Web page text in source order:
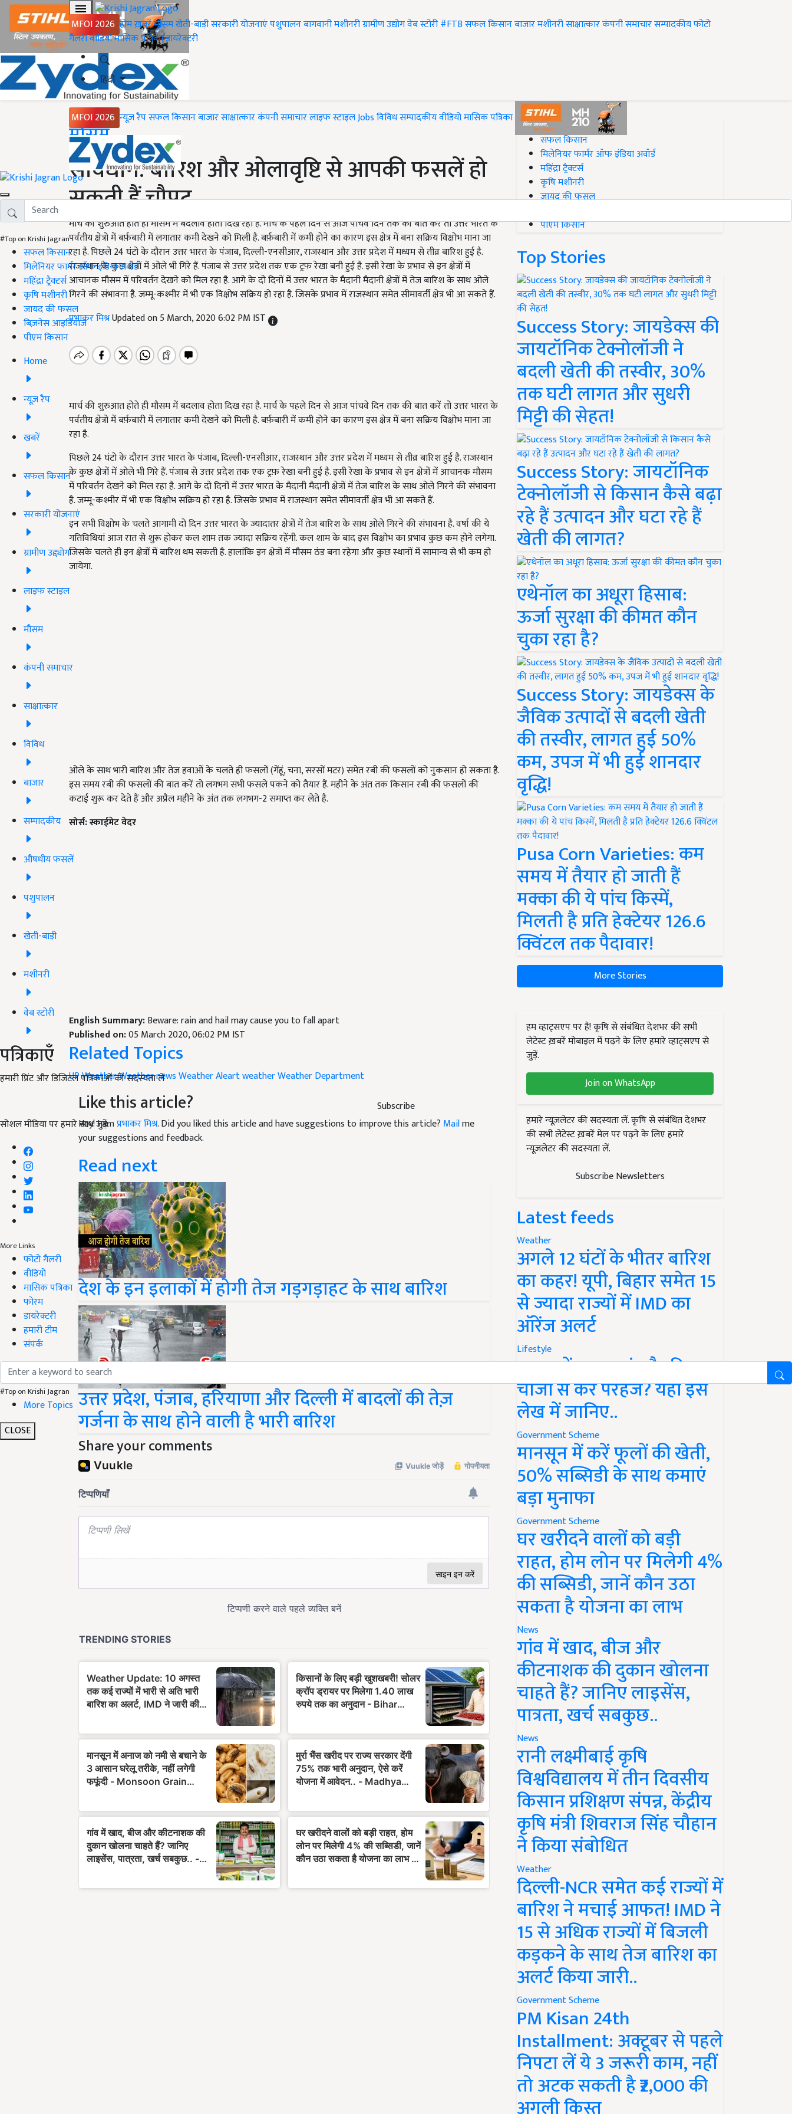
MFOI 2026 होमख़बरेंमौसमखेती-बाड़ीसरकारी योजनाएंपशुपालनबागवानीमशीनरीग्रामीण उद्योगवेब स्टोरी#FTBसफल किसानबाजारमशीनरीसाक्षात्कारकंपनी समाचारसम्पादकीयफोटो
गैलरीवीडियोमासिक पत्रिकाडायरेक्टरी
हिंदी
MFOI 2026 न्यूज़ रैपसफल किसानबाजारसाक्षात्कारकंपनी समाचारलाइफ स्टाइलJobsविविधसम्पादकीयवीडियोमासिक पत्रिका
#Top on Krishi Jagran
सफल किसान
मिलेनियर फार्मर ऑफ इंडिया अवॉर्ड
महिंद्रा ट्रैक्टर्स
कृषि मशीनरी
जायद की फसल
बिज़नेस आइडियाज
पीएम किसान
Home
न्यूज़ रैप
खबरें
सफल किसान
सरकारी योजनाएं
ग्रामीण उद्द्योग
लाइफ स्टाइल
मौसम
कंपनी समाचार
साक्षात्कार
विविध
बाजार
सम्पादकीय
औषधीय फसलें
पशुपालन
खेती-बाड़ी
मशीनरी
वेब स्टोरी
पत्रिकाएँ
हमारी प्रिंट और डिजिटल पत्रिकाओं की सदस्यता लें
Subscribe
सोशल मीडिया पर हमारे साथ जुड़ें:
More Links
फोटो गैलरी
वीडियो
मासिक पत्रिका
फोरम
डायरेक्टरी
हमारी टीम
संपर्क
#Top on Krishi Jagran
More Topics
CLOSE
Home
मौसम
सावधान: बारिश और ओलावृष्टि से आपकी फसलें हो
सकती हैं चौपट
मार्च की शुरुआत होते ही मौसम में बदलाव होता दिख रहा है. मार्च के पहले दिन से आज पांचवे दिन तक की बात करें तो उत्तर भारत के
पर्वतीय क्षेत्रो में बर्फ़बारी में लगातार कमी देखने को मिली है. बर्फ़बारी में कमी होने का कारण इस क्षेत्र में बना सक्रिय विक्षोभ माना जा
रहा है. पिछले 24 घंटो के दौरान उत्तर भारत के पंजाब, दिल्ली-एनसीआर, राजस्थान और उत्तर प्रदेश में मध्यम से तीव्र बारिश हुई है.
राजस्थान के कुछ क्षेत्रों में ओले भी गिरे हैं. पंजाब से उत्तर प्रदेश तक एक ट्रफ़ रेखा बनी हुई है. इसी रेखा के प्रभाव से इन क्षेत्रों में
आचानक मौसम में परिवर्तन देखने को मिल रहा है. आगे के दो दिनों में उत्तर भारत के मैदानी मैदानी क्षेत्रों में तेज बारिश के साथ ओले
गिरने की संभावना है. जम्मू-कश्मीर में भी एक विक्षोभ सक्रिय हो रहा है. जिसके प्रभाव में राजस्थान समेत सीमावर्ती क्षेत्र भी आ सकते हैं.
प्रभाकर मिश्रUpdated on 5 March, 2020 6:02 PM IST
मार्च की शुरुआत होते ही मौसम में बदलाव होता दिख रहा है. मार्च के पहले दिन से आज पांचवे दिन तक की बात करें तो उत्तर भारत के
पर्वतीय क्षेत्रो में बर्फ़बारी में लगातार कमी देखने को मिली है. बर्फ़बारी में कमी होने का कारण इस क्षेत्र में बना सक्रिय विक्षोभ माना जा
रहा है.
पिछले 24 घंटो के दौरान उत्तर भारत के पंजाब, दिल्ली-एनसीआर, राजस्थान और उत्तर प्रदेश में मध्यम से तीव्र बारिश हुई है. राजस्थान
के कुछ क्षेत्रों में ओले भी गिरे हैं. पंजाब से उत्तर प्रदेश तक एक ट्रफ़ रेखा बनी हुई है. इसी रेखा के प्रभाव से इन क्षेत्रों में आचानक मौसम
में परिवर्तन देखने को मिल रहा है. आगे के दो दिनों में उत्तर भारत के मैदानी मैदानी क्षेत्रों में तेज बारिश के साथ ओले गिरने की संभावना
है. जम्मू-कश्मीर में भी एक विक्षोभ सक्रिय हो रहा है. जिसके प्रभाव में राजस्थान समेत सीमावर्ती क्षेत्र भी आ सकते हैं.
इन सभी विक्षोभ के चलते आगामी दो दिन उत्तर भारत के ज्यादातर क्षेत्रों में तेज बारिश के साथ ओले गिरने की संभावना है. वर्षा की ये
गतिविधियां आज रात से शुरू होकर कल शाम तक ज्यादा सक्रिय रहेंगी. कल शाम के बाद इस विक्षोभ का प्रभाव कुछ कम होने लगेगा.
जिसके चलते ही इन क्षेत्रों में बारिश थम सकती है. हालांकि इन क्षेत्रों में मौसम ठंड बना रहेगा और कुछ स्थानों में सामान्य से भी कम हो
जायेगा.
ओले के साथ भारी बारिश और तेज हवाओं के चलते ही फसलों (गेंहूं, चना, सरसों मटर) समेत रबी की फसलों को नुकसान हो सकता है.
इस समय रबी की फसलों की बात करें तो लगभग सभी फसले पकने को तैयार हैं. महीने के अंत तक किसान रबी की फसलों की
कटाई शुरू कर देते हैं और अप्रैल महीने के अंत तक लगभग-2 समाप्त कर लेते है.
सोर्स: स्काईमेट वेदर
English Summary:Beware: rain and hail may cause you to fall apart
Published on:05 March 2020, 06:02 PM IST
Related Topics
UP WeatherWeather newsWeather AleartweatherWeather Department
Like this article?
Hey! I amप्रभाकर मिश्र. Did you liked this article and have suggestions to improve this article? Mailme
your suggestions and feedback.
Read next
देश के इन इलाकों में होगी तेज गड़गड़ाहट के साथ बारिश
उत्तर प्रदेश, पंजाब, हरियाणा और दिल्ली में बादलों की तेज़
गर्जना के साथ होने वाली है भारी बारिश
Share your comments
#Top on Krishi Jagran
सफल किसान
मिलेनियर फार्मर ऑफ इंडिया अवॉर्ड
महिंद्रा ट्रैक्टर्स
कृषि मशीनरी
जायद की फसल
पीएम किसान
Top Stories
Success Story: जायडेक्स की
जायटॉनिक टेक्नोलॉजी ने
बदली खेती की तस्वीर, 30%
तक घटी लागत और सुधरी
मिट्टी की सेहत!
Success Story: जायटॉनिक
टेक्नोलॉजी से किसान कैसे बढ़ा
रहे हैं उत्पादन और घटा रहे हैं
खेती की लागत?
एथेनॉल का अधूरा हिसाब:
ऊर्जा सुरक्षा की कीमत कौन
चुका रहा है?
Success Story: जायडेक्स के
जैविक उत्पादों से बदली खेती
की तस्वीर, लागत हुई 50%
कम, उपज में भी हुई शानदार
वृद्धि!
Pusa Corn Varieties: कम
समय में तैयार हो जाती हैं
मक्का की ये पांच किस्में,
मिलती है प्रति हेक्टेयर 126.6
क्विंटल तक पैदावार!
More Stories
हम व्हाट्सएप पर हैं! कृषि से संबंधित देशभर की सभी
लेटेस्ट ख़बरें मोबाइल में पढ़ने के लिए हमारे व्हाट्सएप से
जुड़ें.
Join on WhatsApp
हमारे न्यूज़लेटर की सदस्यता लें. कृषि से संबंधित देशभर
की सभी लेटेस्ट ख़बरें मेल पर पढ़ने के लिए हमारे
न्यूज़लेटर की सदस्यता लें.
Subscribe Newsletters
Latest feeds
Weather
अगले 12 घंटों के भीतर बारिश
का कहर! यूपी, बिहार समेत 15
से ज्यादा राज्यों में IMD का
ऑरेंज अलर्ट
Lifestyle
सावन में क्या खाएं और किन
चीजों से करें परहेज? यहां इस
लेख में जानिए..
Government Scheme
मानसून में करें फूलों की खेती,
50% सब्सिडी के साथ कमाएं
बड़ा मुनाफा
Government Scheme
घर खरीदने वालों को बड़ी
राहत, होम लोन पर मिलेगी 4%
की सब्सिडी, जानें कौन उठा
सकता है योजना का लाभ
News
गांव में खाद, बीज और
कीटनाशक की दुकान खोलना
चाहते हैं? जानिए लाइसेंस,
पात्रता, खर्च सबकुछ..
News
रानी लक्ष्मीबाई कृषि
विश्वविद्यालय में तीन दिवसीय
किसान प्रशिक्षण संपन्न, केंद्रीय
कृषि मंत्री शिवराज सिंह चौहान
ने किया संबोधित
Weather
दिल्ली-NCR समेत कई राज्यों में
बारिश ने मचाई आफत! IMD ने
15 से अधिक राज्यों में बिजली
कड़कने के साथ तेज बारिश का
अलर्ट किया जारी..
Government Scheme
PM Kisan 24th
Installment: अक्टूबर से पहले
निपटा लें ये 3 जरूरी काम, नहीं
तो अटक सकती है ₹2,000 की